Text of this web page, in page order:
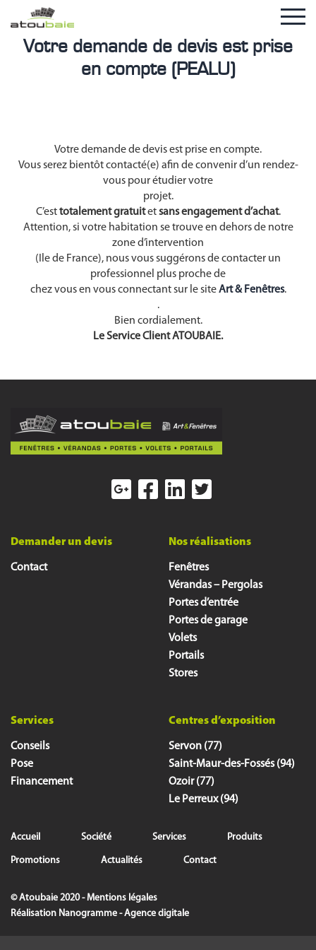
Votre demande de devis est prise
en compte (PEALU)
Votre demande de devis est prise en compte.
Vous serez bientôt contacté(e) afin de convenir d’un rendez-
vous pour étudier votre
projet.
C’esttotalement gratuitetsans engagement d’achat.
Attention, si votre habitation se trouve en dehors de notre
zone d’intervention
(Ile de France), nous vous suggérons de contacter un
professionnel plus proche de
chez vous en vous connectant sur le siteArt & Fenêtres.
.
Bien cordialement.
Le Service Client ATOUBAIE.
Demander un devis
Contact
Nos réalisations
Fenêtres
Vérandas – Pergolas
Portes d’entrée
Portes de garage
Volets
Portails
Stores
Services
Conseils
Pose
Financement
Centres d’exposition
Servon (77)
Saint-Maur-des-Fossés (94)
Ozoir (77)
Le Perreux (94)
Accueil Société Services Produits
Promotions Actualités Contact
© Atoubaie 2020 -Mentions légales
Réalisation Nanogramme - Agence digitale